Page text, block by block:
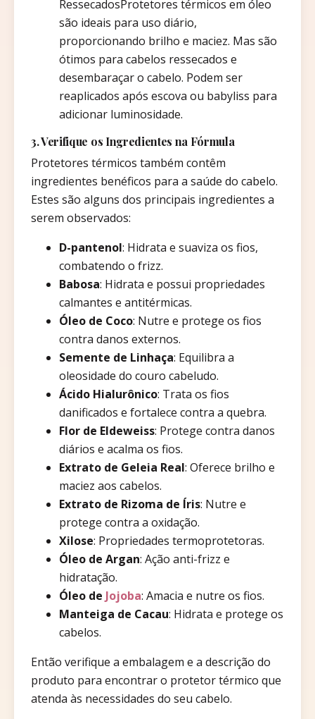
RessecadosProtetores térmicos em óleo
são ideais para uso diário,
proporcionando brilho e maciez. Mas são
ótimos para cabelos ressecados e
desembaraçar o cabelo. Podem ser
reaplicados após escova ou babyliss para
adicionar luminosidade.
3. Verifique os Ingredientes na Fórmula
Protetores térmicos também contêm
ingredientes benéficos para a saúde do cabelo.
Estes são alguns dos principais ingredientes a
serem observados:
D-pantenol: Hidrata e suaviza os fios,
combatendo o frizz.
Babosa: Hidrata e possui propriedades
calmantes e antitérmicas.
Óleo de Coco: Nutre e protege os fios
contra danos externos.
Semente de Linhaça: Equilibra a
oleosidade do couro cabeludo.
Ácido Hialurônico: Trata os fios
danificados e fortalece contra a quebra.
Flor de Eldeweiss: Protege contra danos
diários e acalma os fios.
Extrato de Geleia Real: Oferece brilho e
maciez aos cabelos.
Extrato de Rizoma de Íris: Nutre e
protege contra a oxidação.
Xilose: Propriedades termoprotetoras.
Óleo de Argan: Ação anti-frizz e
hidratação.
Óleo de Jojoba: Amacia e nutre os fios.
Manteiga de Cacau: Hidrata e protege os
cabelos.
Então verifique a embalagem e a descrição do
produto para encontrar o protetor térmico que
atenda às necessidades do seu cabelo.